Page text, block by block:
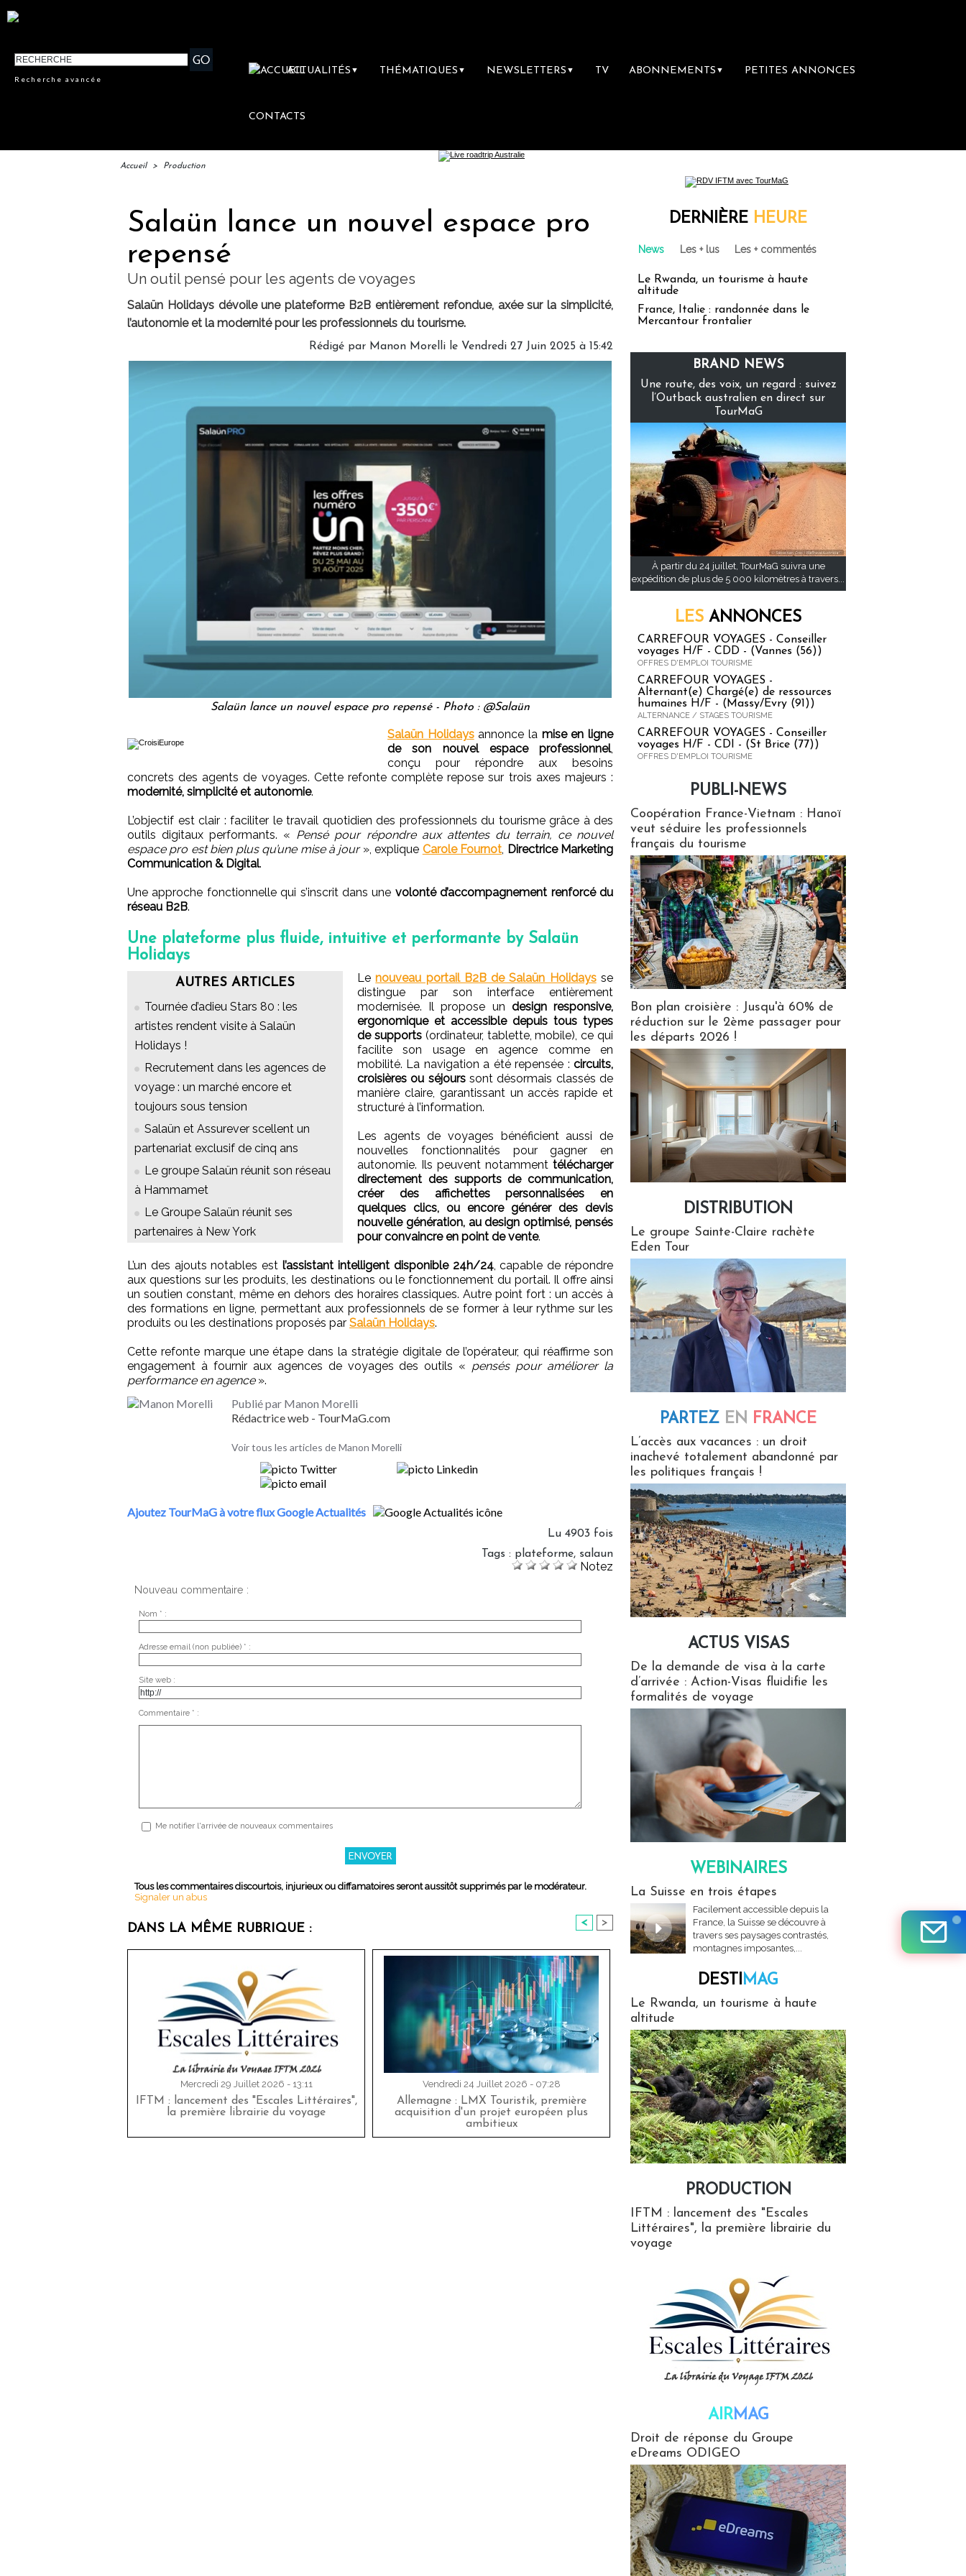
Recherche avancée
ACTUALITÉS ▼ THÉMATIQUES ▼ NEWSLETTERS ▼ TV ABONNEMENTS ▼ PETITES ANNONCES
CONTACTS
Accueil > Production
Salaün lance un nouvel espace pro
repensé
Un outil pensé pour les agents de voyages
Salaün Holidays dévoile une plateforme B2B entièrement refondue, axée sur la simplicité,
l’autonomie et la modernité pour les professionnels du tourisme.
Rédigé par Manon Morelli le Vendredi 27 Juin 2025 à 15:42
Salaün lance un nouvel espace pro repensé - Photo : @Salaün
Salaün Holidaysannonce la mise en ligne
de son nouvel espace professionnel,
conçu pour répondre aux besoins
concrets des agents de voyages. Cette refonte complète repose sur trois axes majeurs :
modernité, simplicité et autonomie.
L’objectif est clair : faciliter le travail quotidien des professionnels du tourisme grâce à des
outils digitaux performants. « Pensé pour répondre aux attentes du terrain, ce nouvel
espace pro est bien plus qu’une mise à jour», explique Carole Fournot, Directrice Marketing
Communication & Digital.
Une approche fonctionnelle qui s’inscrit dans une volonté d’accompagnement renforcé du
réseau B2B.
Une plateforme plus fluide, intuitive et performante by Salaün
Holidays
AUTRES ARTICLES
Tournée d’adieu Stars 80 : les
artistes rendent visite à Salaün
Holidays !
Recrutement dans les agences de
voyage : un marché encore et
toujours sous tension
Salaün et Assurever scellent un
partenariat exclusif de cinq ans
Le groupe Salaün réunit son réseau
à Hammamet
Le Groupe Salaün réunit ses
partenaires à New York
Lenouveau portail B2B de Salaün Holidaysse
distingue par son interface entièrement
modernisée. Il propose un design responsive,
ergonomique et accessible depuis tous types
de supports(ordinateur, tablette, mobile), ce qui
facilite son usage en agence comme en
mobilité. La navigation a été repensée : circuits,
croisières ou séjourssont désormais classés de
manière claire, garantissant un accès rapide et
structuré à l’information.
Les agents de voyages bénéficient aussi de
nouvelles fonctionnalités pour gagner en
autonomie. Ils peuvent notamment télécharger
directement des supports de communication,
créer des affichettes personnalisées en
quelques clics, ou encore générer des devis
nouvelle génération, au design optimisé, pensés
pour convaincre en point de vente.
L’un des ajouts notables estl’assistant intelligent disponible 24h/24, capable de répondre
aux questions sur les produits, les destinations ou le fonctionnement du portail. Il offre ainsi
un soutien constant, même en dehors des horaires classiques. Autre point fort : un accès à
des formations en ligne, permettant aux professionnels de se former à leur rythme sur les
produits ou les destinations proposés par Salaün Holidays.
Cette refonte marque une étape dans la stratégie digitale de l’opérateur, qui réaffirme son
engagement à fournir aux agences de voyages des outils « pensés pour améliorer la
performance en agence».
Publié par Manon Morelli
Rédactrice web - TourMaG.com
Voir tous les articles de Manon Morelli
Ajoutez TourMaG à votre flux Google Actualités
Lu 4903 fois
Tags : plateforme, salaun
Notez
Nouveau commentaire :
Nom * :
Adresse email (non publiée) * :
Site web :
Commentaire * :
Me notifier l'arrivée de nouveaux commentaires
Tous les commentaires discourtois, injurieux ou diffamatoires seront aussitôt supprimés par le modérateur.
Signaler un abus
DANS LA MÊME RUBRIQUE : < >
Mercredi 29 Juillet 2026 - 13:11
IFTM : lancement des "Escales Littéraires",
la première librairie du voyage
Vendredi 24 Juillet 2026 - 07:28
Allemagne : LMX Touristik, première
acquisition d'un projet européen plus
ambitieux
DERNIÈRE HEURE
News Les + lus Les + commentés
Le Rwanda, un tourisme à haute
altitude
France, Italie : randonnée dans le
Mercantour frontalier
BRAND NEWS
Une route, des voix, un regard : suivez
l’Outback australien en direct sur
TourMaG
À partir du 24 juillet, TourMaG suivra une
expédition de plus de 5 000 kilomètres à travers...
LES ANNONCES
CARREFOUR VOYAGES - Conseiller
voyages H/F - CDD - (Vannes (56))
OFFRES D'EMPLOI TOURISME
CARREFOUR VOYAGES -
Alternant(e) Chargé(e) de ressources
humaines H/F - (Massy/Evry (91))
ALTERNANCE / STAGES TOURISME
CARREFOUR VOYAGES - Conseiller
voyages H/F - CDI - (St Brice (77))
OFFRES D'EMPLOI TOURISME
PUBLI-NEWS
Coopération France-Vietnam : Hanoï
veut séduire les professionnels
français du tourisme
Bon plan croisière : Jusqu'à 60% de
réduction sur le 2ème passager pour
les départs 2026 !
DISTRIBUTION
Le groupe Sainte-Claire rachète
Eden Tour
PARTEZ EN FRANCE
L’accès aux vacances : un droit
inachevé totalement abandonné par
les politiques français !
ACTUS VISAS
De la demande de visa à la carte
d’arrivée : Action-Visas fluidifie les
formalités de voyage
WEBINAIRES
La Suisse en trois étapes
Facilement accessible depuis la
France, la Suisse se découvre à
travers ses paysages contrastés,
montagnes imposantes,...
DESTIMAG
Le Rwanda, un tourisme à haute
altitude
PRODUCTION
IFTM : lancement des "Escales
Littéraires", la première librairie du
voyage
AIRMAG
Droit de réponse du Groupe
eDreams ODIGEO